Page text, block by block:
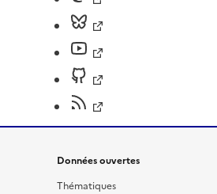
Données ouvertes
Thématiques